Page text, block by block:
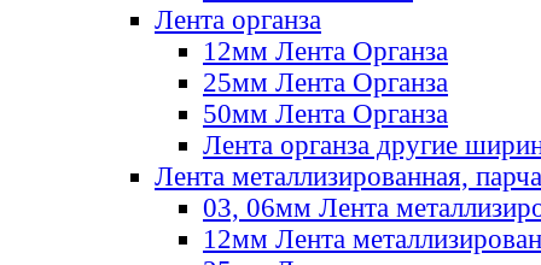
Лента органза
12мм Лента Органза
25мм Лента Органза
50мм Лента Органза
Лента органза другие
Лента металлизированная, парча
03, 06мм Лента
12мм Лента